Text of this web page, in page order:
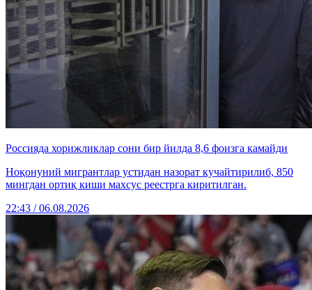
Россияда хорижликлар сони бир йилда 8,6 фоизга камайди
Ноқонуний мигрантлар устидан назорат кучайтирилиб, 850
мингдан ортиқ киши махсус реестрга киритилган.
22:43 / 06.08.2026